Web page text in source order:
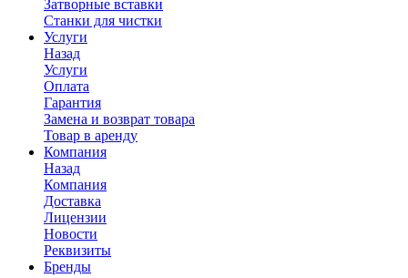
Затворные вставки
Станки для чистки
Услуги
Назад
Услуги
Оплата
Гарантия
Замена и возврат товара
Товар в аренду
Компания
Назад
Компания
Доставка
Лицензии
Новости
Реквизиты
Бренды